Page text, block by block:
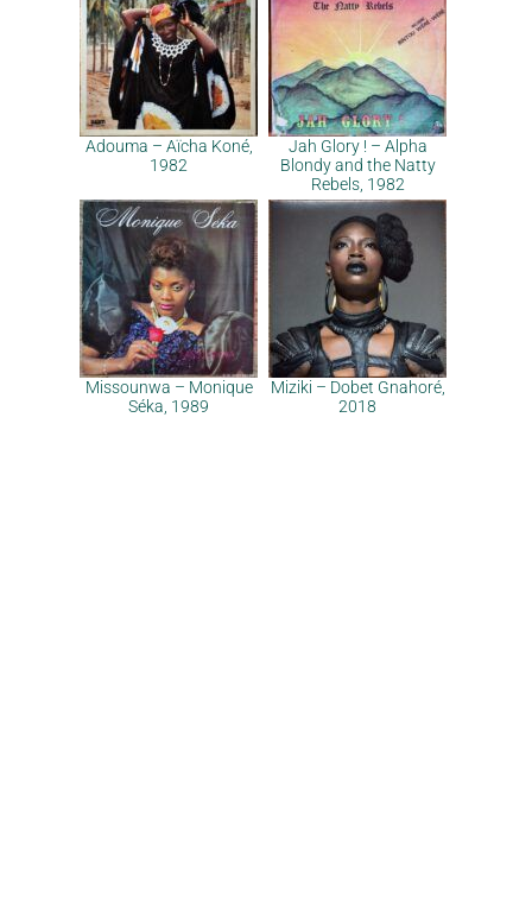
Adouma – Aïcha Koné,
1982
Jah Glory ! – Alpha
Blondy and the Natty
Rebels, 1982
Missounwa – Monique
Séka, 1989
Miziki – Dobet Gnahoré,
2018